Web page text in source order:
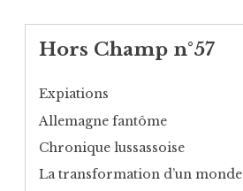
Hors Champ n°57
Expiations
Allemagne fantôme
Chronique lussassoise
La transformation d’un monde